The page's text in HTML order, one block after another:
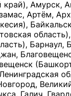
край), Амурск,
Артём,
Барнаул,
Галич,